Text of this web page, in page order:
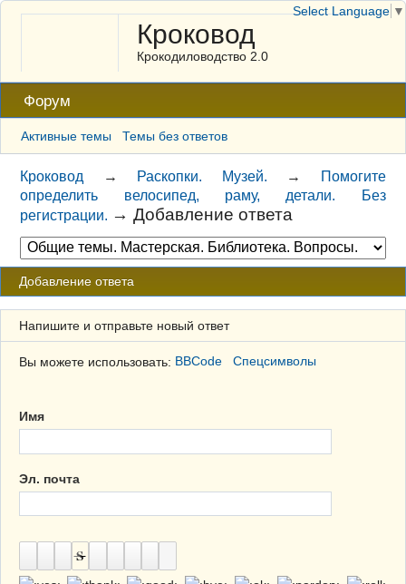
Кроковод
Крокодиловодство 2.0
Форум
Активные темы Темы без ответов
Кроковод → Раскопки. Музей. →
Помогите
определить велосипед, раму, детали. Без
регистрации. →Добавление ответа
Добавление ответа
Напишите и отправьте новый ответ
Вы можете использовать: BBCode Спецсимволы
Имя
Эл. почта
Select Language ▼